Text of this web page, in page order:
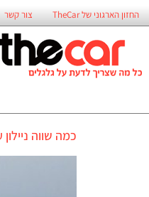
החזון הארגוני של TheCar צור קשר
כמה שווה